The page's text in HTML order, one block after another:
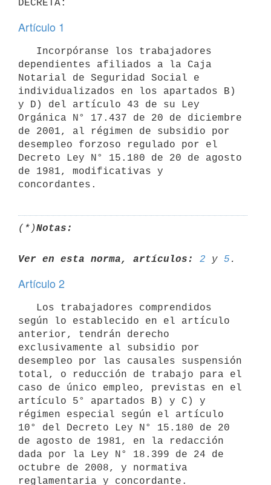
Artículo 1
dependientes afiliados a la Caja
Notarial de Seguridad Social e
individualizados en los apartados B)
y D) del artículo 43 de su Ley
Orgánica N° 17.437 de 20 de diciembre
de 2001, al régimen de subsidio por
desempleo forzoso regulado por el
Decreto Ley N° 15.180 de 20 de agosto
de 1981, modificativas y
(*)Notas:
Ver en esta norma, artículos: 2 y 5
Artículo 2
según lo establecido en el artículo
anterior, tendrán derecho
exclusivamente al subsidio por
desempleo por las causales suspensión
total, o reducción de trabajo para el
caso de único empleo, previstas en el
artículo 5° apartados B) y C) y
régimen especial según el artículo
10° del Decreto Ley N° 15.180 de 20
de agosto de 1981, en la redacción
dada por la Ley N° 18.399 de 24 de
octubre de 2008, y normativa